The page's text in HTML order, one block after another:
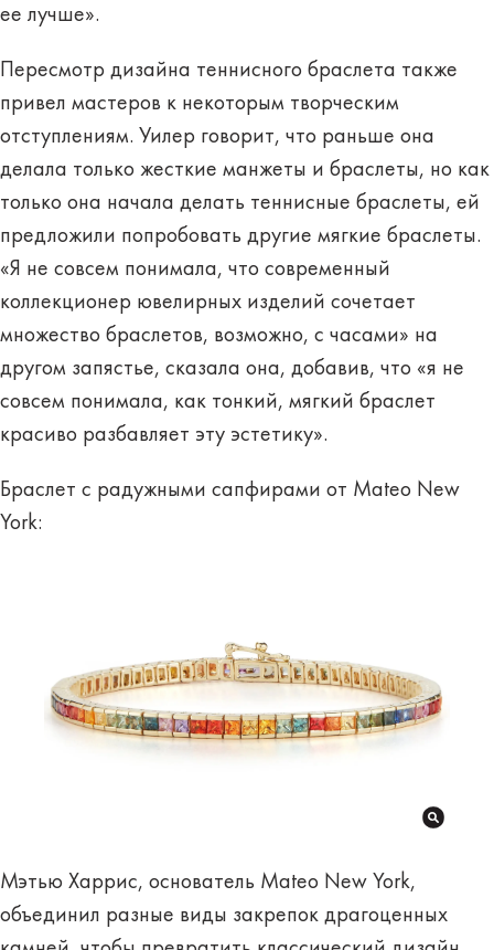
ее лучше».
Пересмотр дизайна теннисного браслета также
привел мастеров к некоторым творческим
отступлениям. Уилер говорит, что раньше она
делала только жесткие манжеты и браслеты, но как
только она начала делать теннисные браслеты, ей
предложили попробовать другие мягкие браслеты.
«Я не совсем понимала, что современный
коллекционер ювелирных изделий сочетает
множество браслетов, возможно, с часами» на
другом запястье, сказала она, добавив, что «я не
совсем понимала, как тонкий, мягкий браслет
красиво разбавляет эту эстетику».
Браслет с радужными сапфирами от Mateo New
York:
Мэтью Харрис, основатель Mateo New York,
объединил разные виды закрепок драгоценных